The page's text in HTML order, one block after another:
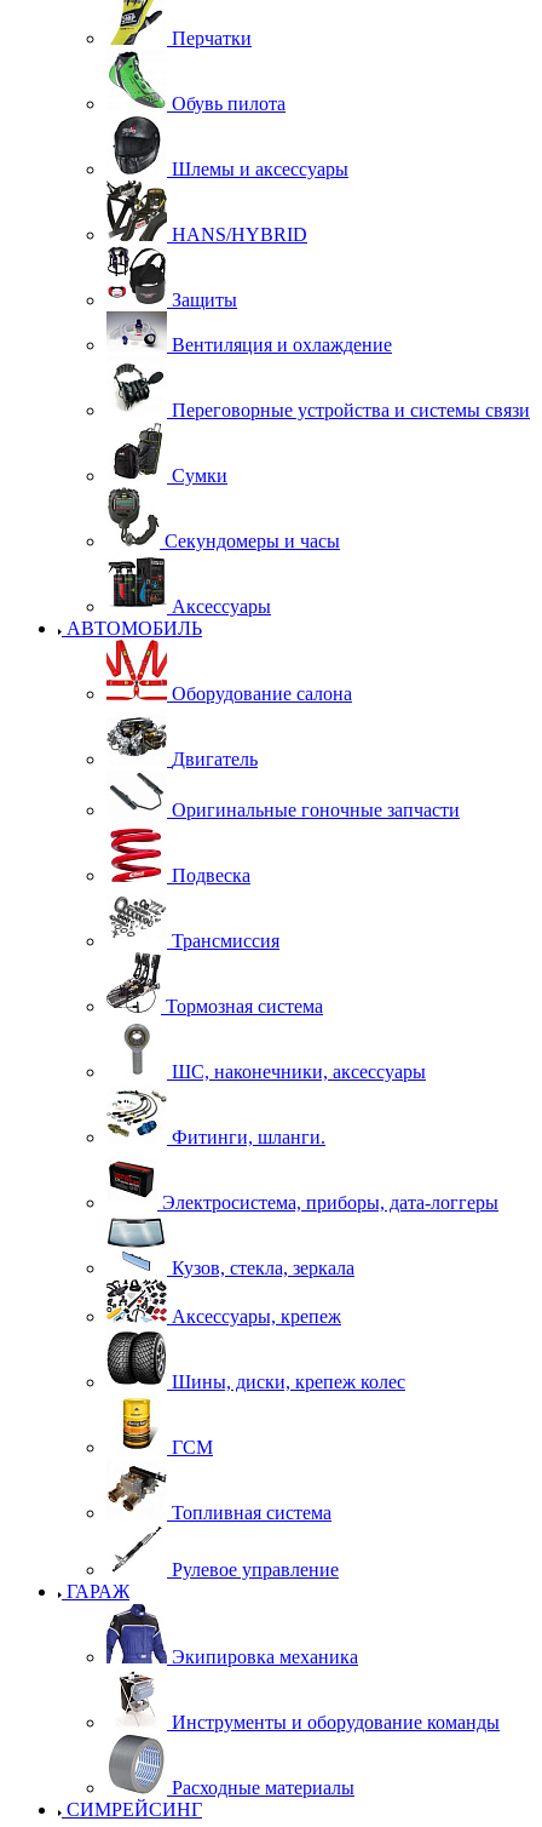
Перчатки
Обувь пилота
Шлемы и аксессуары
HANS/HYBRID
Защиты
Вентиляция и охлаждение
Переговорные устройства и системы связи
Сумки
Секундомеры и часы
Аксессуары
АВТОМОБИЛЬ
Оборудование салона
Двигатель
Оригинальные гоночные запчасти
Подвеска
Трансмиссия
Тормозная система
ШС, наконечники, аксессуары
Фитинги, шланги.
Электросистема, приборы, дата-логгеры
Кузов, стекла, зеркала
Аксессуары, крепеж
Шины, диски, крепеж колес
ГСМ
Топливная система
Рулевое управление
ГАРАЖ
Экипировка механика
Инструменты и оборудование команды
Расходные материалы
СИМРЕЙСИНГ